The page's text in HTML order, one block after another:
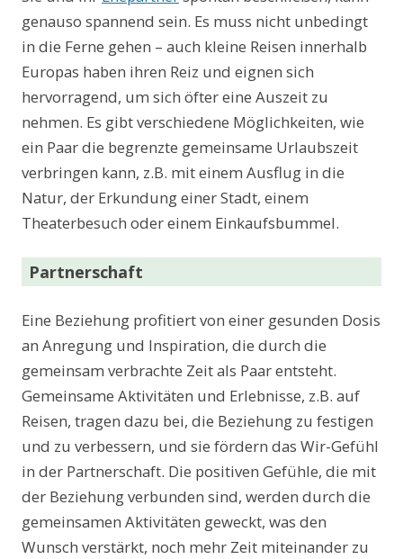
genauso spannend sein. Es muss nicht unbedingt
in die Ferne gehen – auch kleine Reisen innerhalb
Europas haben ihren Reiz und eignen sich
hervorragend, um sich öfter eine Auszeit zu
nehmen. Es gibt verschiedene Möglichkeiten, wie
ein Paar die begrenzte gemeinsame Urlaubszeit
verbringen kann, z.B. mit einem Ausflug in die
Natur, der Erkundung einer Stadt, einem
Theaterbesuch oder einem Einkaufsbummel.
Partnerschaft
Eine Beziehung profitiert von einer gesunden Dosis
an Anregung und Inspiration, die durch die
gemeinsam verbrachte Zeit als Paar entsteht.
Gemeinsame Aktivitäten und Erlebnisse, z.B. auf
Reisen, tragen dazu bei, die Beziehung zu festigen
und zu verbessern, und sie fördern das Wir-Gefühl
in der Partnerschaft. Die positiven Gefühle, die mit
der Beziehung verbunden sind, werden durch die
gemeinsamen Aktivitäten geweckt, was den
Wunsch verstärkt, noch mehr Zeit miteinander zu